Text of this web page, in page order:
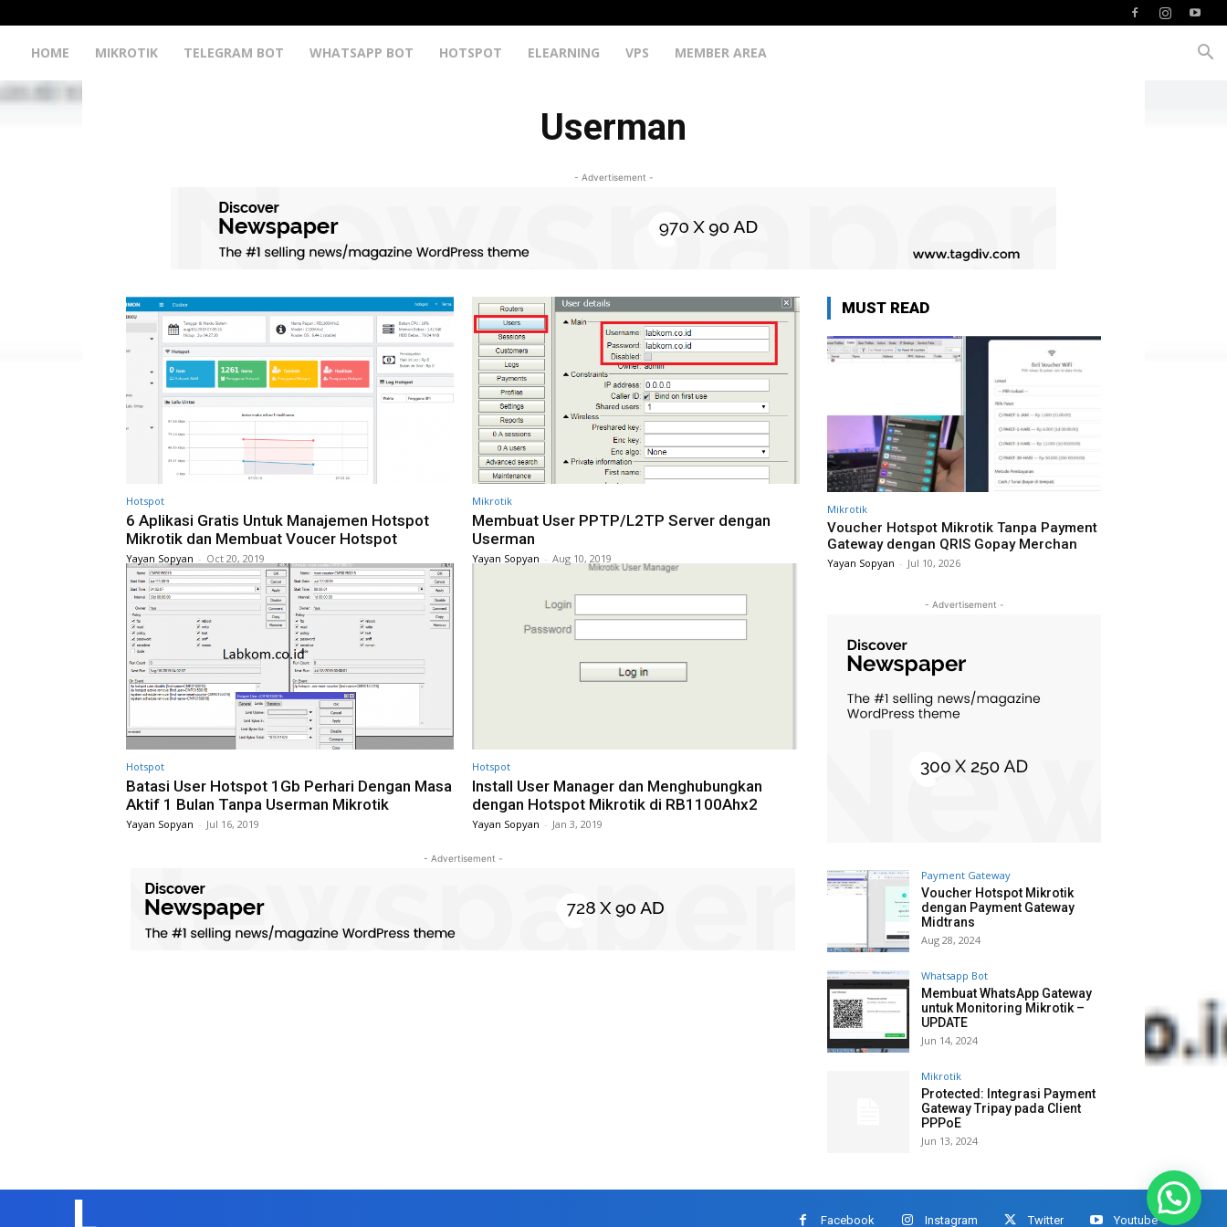
HOME MIKROTIK TELEGRAM BOT WHATSAPP BOT HOTSPOT ELEARNING VPS MEMBER AREA
Userman
- Advertisement -
Hotspot
6 Aplikasi Gratis Untuk Manajemen Hotspot
Mikrotik dan Membuat Voucer Hotspot
Yayan Sopyan - Oct 20, 2019
Mikrotik
Membuat User PPTP/L2TP Server dengan
Userman
Yayan Sopyan - Aug 10, 2019
Hotspot
Batasi User Hotspot 1Gb Perhari Dengan Masa
Aktif 1 Bulan Tanpa Userman Mikrotik
Yayan Sopyan - Jul 16, 2019
Hotspot
Install User Manager dan Menghubungkan
dengan Hotspot Mikrotik di RB1100Ahx2
Yayan Sopyan - Jan 3, 2019
- Advertisement -
MUST READ
Mikrotik
Voucher Hotspot Mikrotik Tanpa Payment
Gateway dengan QRIS Gopay Merchan
Yayan Sopyan - Jul 10, 2026
- Advertisement -
Payment Gateway
Voucher Hotspot Mikrotik
dengan Payment Gateway
Midtrans
Aug 28, 2024
Whatsapp Bot
Membuat WhatsApp Gateway
untuk Monitoring Mikrotik –
UPDATE
Jun 14, 2024
Mikrotik
Protected: Integrasi Payment
Gateway Tripay pada Client
PPPoE
Jun 13, 2024
Facebook Instagram Twitter Youtube